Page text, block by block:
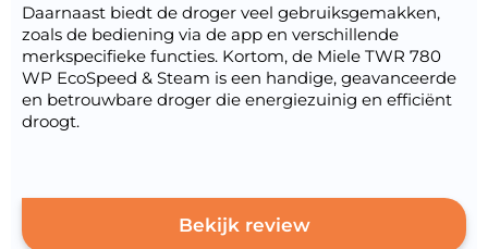
Daarnaast biedt de droger veel gebruiksgemakken,
zoals de bediening via de app en verschillende
merkspecifieke functies. Kortom, de Miele TWR 780
WP EcoSpeed & Steam is een handige, geavanceerde
en betrouwbare droger die energiezuinig en efficiënt
droogt.
Bekijk review